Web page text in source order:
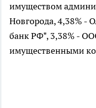
имуществом
Новгорода, 4,38% -
банк РФ", 3,38% -
имущественными